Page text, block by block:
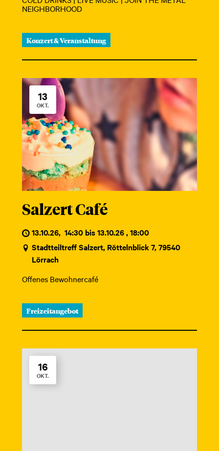
NEIGHBORHOOD
Konzert & Veranstaltung
13
OKT.
Salzert Café
13.10.26, 14:30 bis 13.10.26 , 18:00
Stadtteiltreff Salzert, Röttelnblick 7, 79540
Lörrach
Offenes Bewohnercafé
Freizeitangebot
16
OKT.